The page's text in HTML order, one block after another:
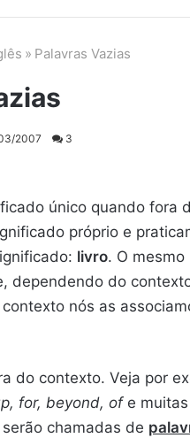
» Palavras Vazias
2007 3
único quando fora
próprio e
livro. O
dependendo do
nós as
do contexto. Veja por
for, beyond, of e
chamadas de